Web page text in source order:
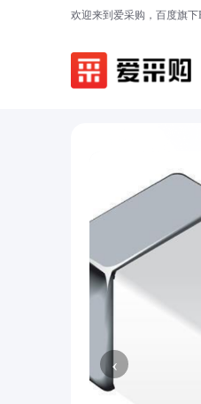
欢迎来到爱采购，百度旗下
‹